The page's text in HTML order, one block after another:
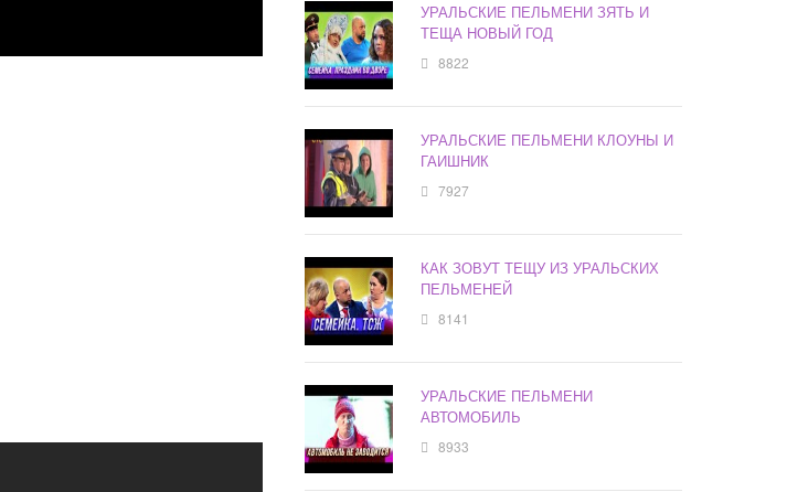
УРАЛЬСКИЕ ПЕЛЬМЕНИ ЗЯТЬ И
ТЕЩА НОВЫЙ ГОД
8822
УРАЛЬСКИЕ ПЕЛЬМЕНИ КЛОУНЫ И
ГАИШНИК
7927
КАК ЗОВУТ ТЕЩУ ИЗ УРАЛЬСКИХ
ПЕЛЬМЕНЕЙ
8141
УРАЛЬСКИЕ ПЕЛЬМЕНИ
АВТОМОБИЛЬ
8933